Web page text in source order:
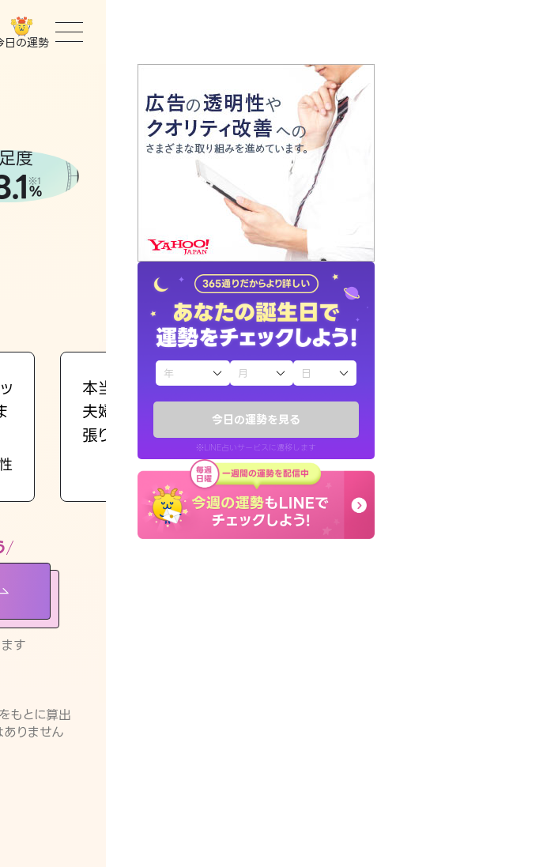
今日の運勢を見る
※LINE占いサービスに遷移します
日の運勢
トップ
ユーザーの声
占いの流れ
おすすめの占い師
よくある質問
えもじの子（占）12星座占い
お知らせ
度
※1
%
本当に相談してよかったです。今は
夫婦で乗り越える時期ですね。頑
張ります！
30代 女性
す
もとに算出
りません